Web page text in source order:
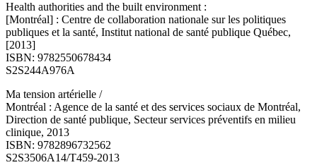
Health authorities and the built environment :
[Montréal] : Centre de collaboration nationale sur les politiques
publiques et la santé, Institut national de santé publique Québec,
[2013]
ISBN: 9782550678434
S2S244A976A
Ma tension artérielle /
Montréal : Agence de la santé et des services sociaux de Montréal,
Direction de santé publique, Secteur services préventifs en milieu
clinique, 2013
ISBN: 9782896732562
S2S3506A14/T459-2013